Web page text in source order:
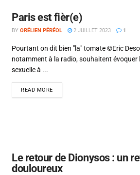
Paris est fièr(e)
BY ORÉLIEN PÉRÉOL 2 JUILLET 2023 1
Pourtant on dit bien "la" tomate ©Eric
notamment à la radio, souhaitent évoquer
sexuelle à ...
READ MORE
Le retour de Dionysos : un
douloureux